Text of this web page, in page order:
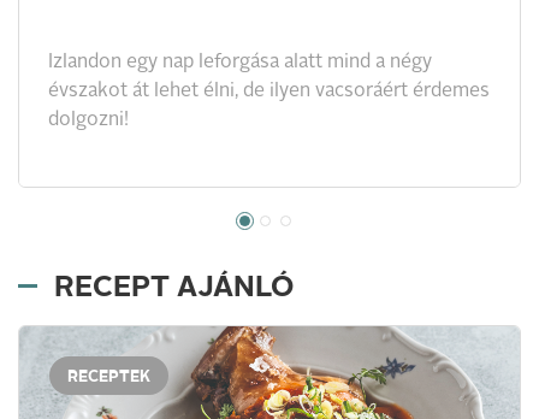
Izlandon egy nap leforgása alatt mind a négy
évszakot át lehet élni, de ilyen vacsoráért érdemes
dolgozni!
RECEPT AJÁNLÓ
RECEPTEK